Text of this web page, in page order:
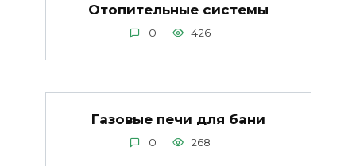
Отопительные системы
0 426
Газовые печи для бани
0 268